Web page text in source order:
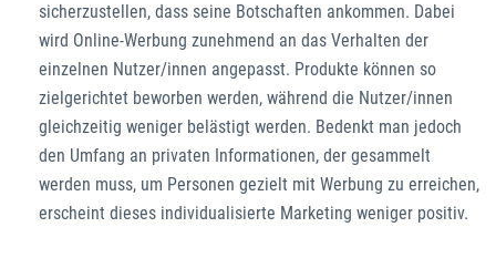
sicherzustellen, dass seine Botschaften ankommen. Dabei
wird Online-Werbung zunehmend an das Verhalten der
einzelnen Nutzer/innen angepasst. Produkte können so
zielgerichtet beworben werden, während die Nutzer/innen
gleichzeitig weniger belästigt werden. Bedenkt man jedoch
den Umfang an privaten Informationen, der gesammelt
werden muss, um Personen gezielt mit Werbung zu erreichen,
erscheint dieses individualisierte Marketing weniger positiv.